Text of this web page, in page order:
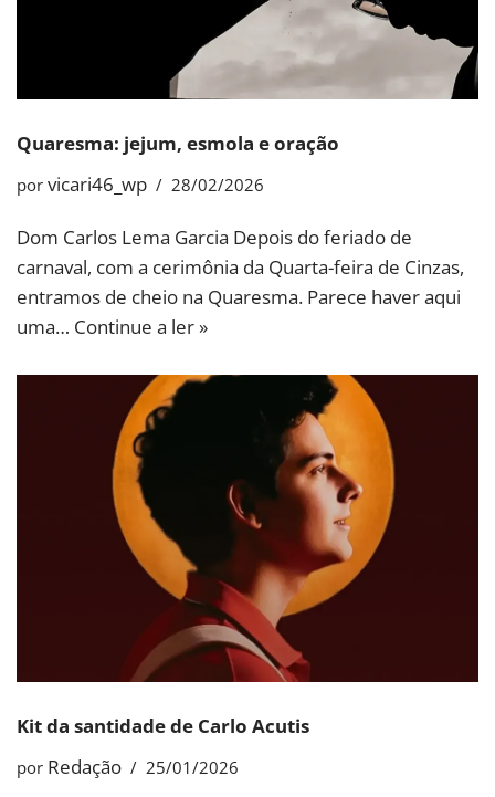
Quaresma: jejum, esmola e oração
por vicari46_wp 28/02/2026
Dom Carlos Lema Garcia Depois do feriado de
carnaval, com a cerimônia da Quarta-feira de Cinzas,
entramos de cheio na Quaresma. Parece haver aqui
uma… Continue a ler »
Kit da santidade de Carlo Acutis
por Redação 25/01/2026